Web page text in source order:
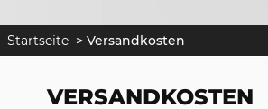
Startseite > Versandkosten
VERSANDKOSTEN